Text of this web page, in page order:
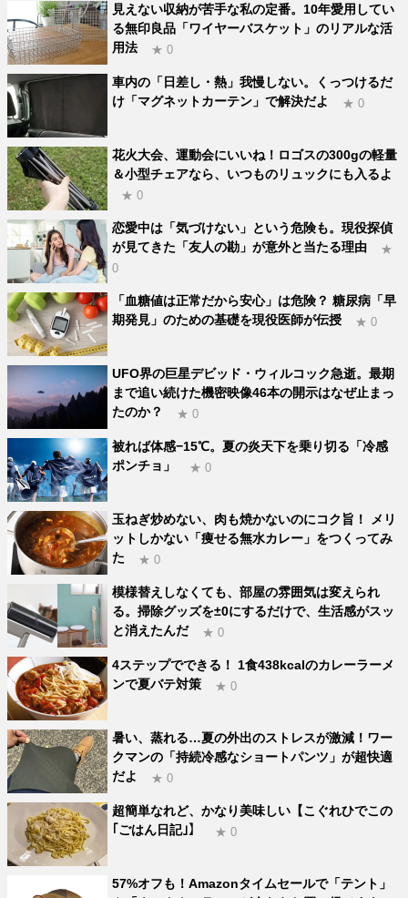
見えない収納が苦手な私の定番。10年愛用してい
る無印良品「ワイヤーバスケット」のリアルな活
用法
★ 0
車内の「日差し・熱」我慢しない。くっつけるだ
け「マグネットカーテン」で解決だよ
★ 0
花火大会、運動会にいいね！ロゴスの300gの軽量
＆小型チェアなら、いつものリュックにも入るよ
★ 0
恋愛中は「気づけない」という危険も。現役探偵
が見てきた「友人の勘」が意外と当たる理由
★
0
「血糖値は正常だから安心」は危険？ 糖尿病「早
期発見」のための基礎を現役医師が伝授
★ 0
UFO界の巨星デビッド・ウィルコック急逝。最期
まで追い続けた機密映像46本の開示はなぜ止まっ
たのか？
★ 0
被れば体感−15℃。夏の炎天下を乗り切る「冷感
ポンチョ」
★ 0
玉ねぎ炒めない、肉も焼かないのにコク旨！ メリ
ットしかない「痩せる無水カレー」をつくってみ
た
★ 0
模様替えしなくても、部屋の雰囲気は変えられ
る。掃除グッズを±0にするだけで、生活感がスッ
と消えたんだ
★ 0
4ステップでできる！ 1食438kcalのカレーラーメ
ンで夏バテ対策
★ 0
暑い、蒸れる…夏の外出のストレスが激減！ワー
クマンの「持続冷感なショートパンツ」が超快適
だよ
★ 0
超簡単なれど、かなり美味しい【こぐれひでこの
｢ごはん日記｣】
★ 0
57%オフも！Amazonタイムセールで「テント」